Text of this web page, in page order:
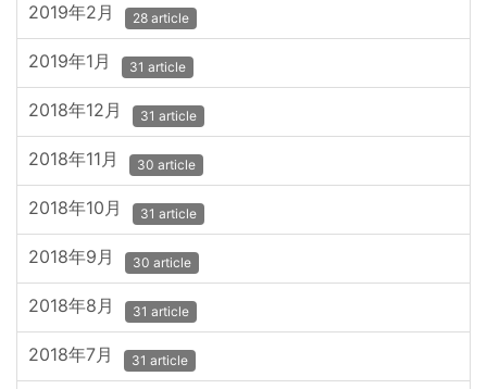
2019年2月 28 article
2019年1月 31 article
2018年12月 31 article
2018年11月 30 article
2018年10月 31 article
2018年9月 30 article
2018年8月 31 article
2018年7月 31 article